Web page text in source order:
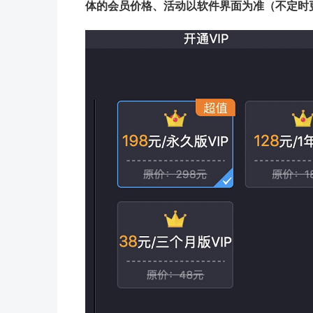
体的会员价格、活动以软件界面为准（不定时